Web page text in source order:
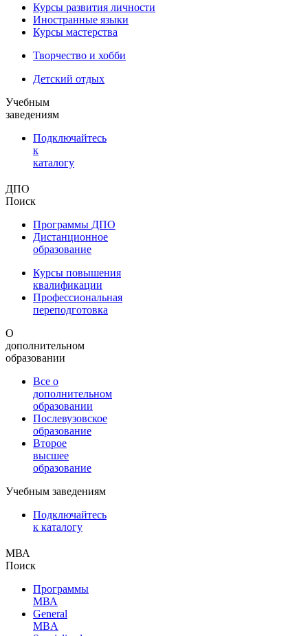
Курсы развития личности
Иностранные языки
Курсы мастерства
Творчество и хобби
Детский отдых
Учебным
заведениям
Подключайтесь
к
каталогу
ДПО
Поиск
Программы ДПО
Дистанционное
образование
Курсы повышения
квалификации
Профессиональная
переподготовка
О
дополнительном
образовании
Все о
дополнительном
образовании
Послевузовское
образование
Второе
высшее
образование
Учебным заведениям
Подключайтесь
к каталогу
МВА
Поиск
Программы
МВА
General
MBA